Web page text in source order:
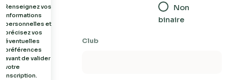
Renseignez vos
informations
personnelles et
précisez vos
éventuelles
préférences
avant de valider
votre
inscription.
Non
binaire
Club